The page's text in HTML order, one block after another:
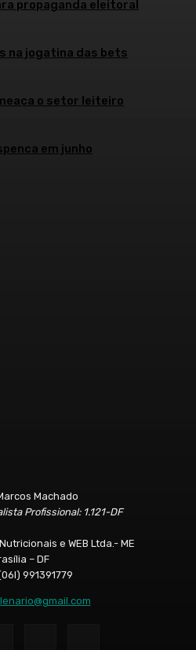
propaganda eleitoral
na jogatina das bets
o setor leiteiro
em junho
Machado
Profissional: 1.121-DF
e WEB Ltda.- ME
– DF
991391779